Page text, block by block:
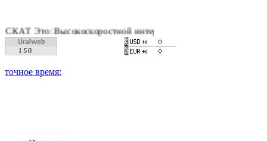
Это: Высокоскоростной интернет, качественное цифровое и